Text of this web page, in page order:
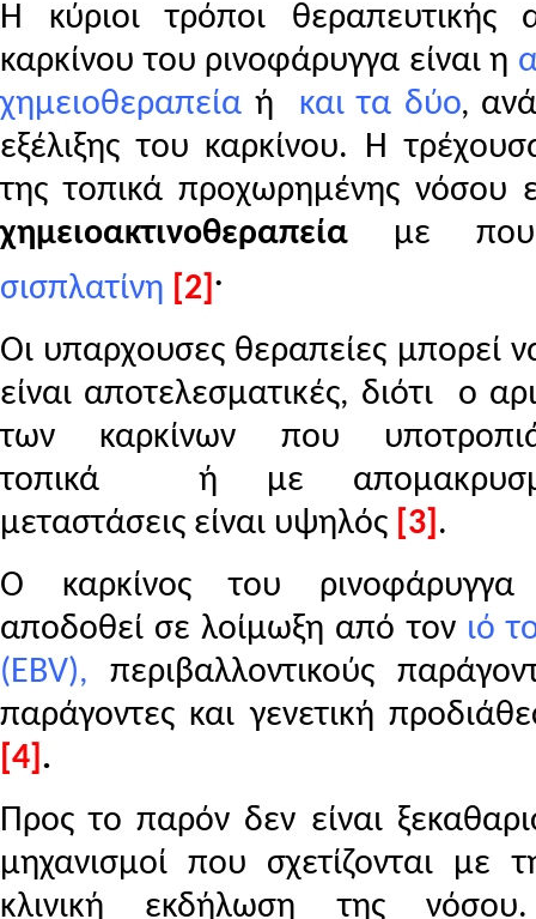
Η κύριοι τρόποι θεραπευτικής
καρκίνου του ρινοφάρυγγα είναι η
χημειοθεραπεία ή και τα δύο,
εξέλιξης του καρκίνου. Η
της τοπικά προχωρημένης νόσου
χημειοακτινοθεραπεία με που
σισπλατίνη
[2] .
Οι υπαρχουσες θεραπείες μπορεί
είναι αποτελεσματικές, διότι ο
των καρκίνων που
τοπικά ή με
μεταστάσεις είναι υψηλός [3] .
Ο καρκίνος του ρινοφάρυγγα
αποδοθεί σε λοίμωξη από τον ιό
(EBV), περιβαλλοντικούς
παράγοντες και γενετική
[4] .
Προς το παρόν δεν είναι
μηχανισμοί που σχετίζονται με
κλινική εκδήλωση της